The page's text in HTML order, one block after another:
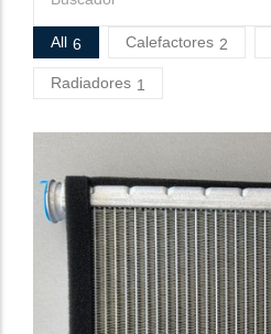
All 6 Calefactores 2
Radiadores 1